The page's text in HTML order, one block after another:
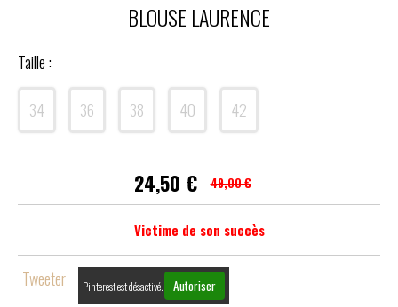
BLOUSE LAURENCE
Taille :
34 36 38 40 42
24,50 € 49,00 €
Victime de son succès
Tweeter Pinterest est désactivé. Autoriser